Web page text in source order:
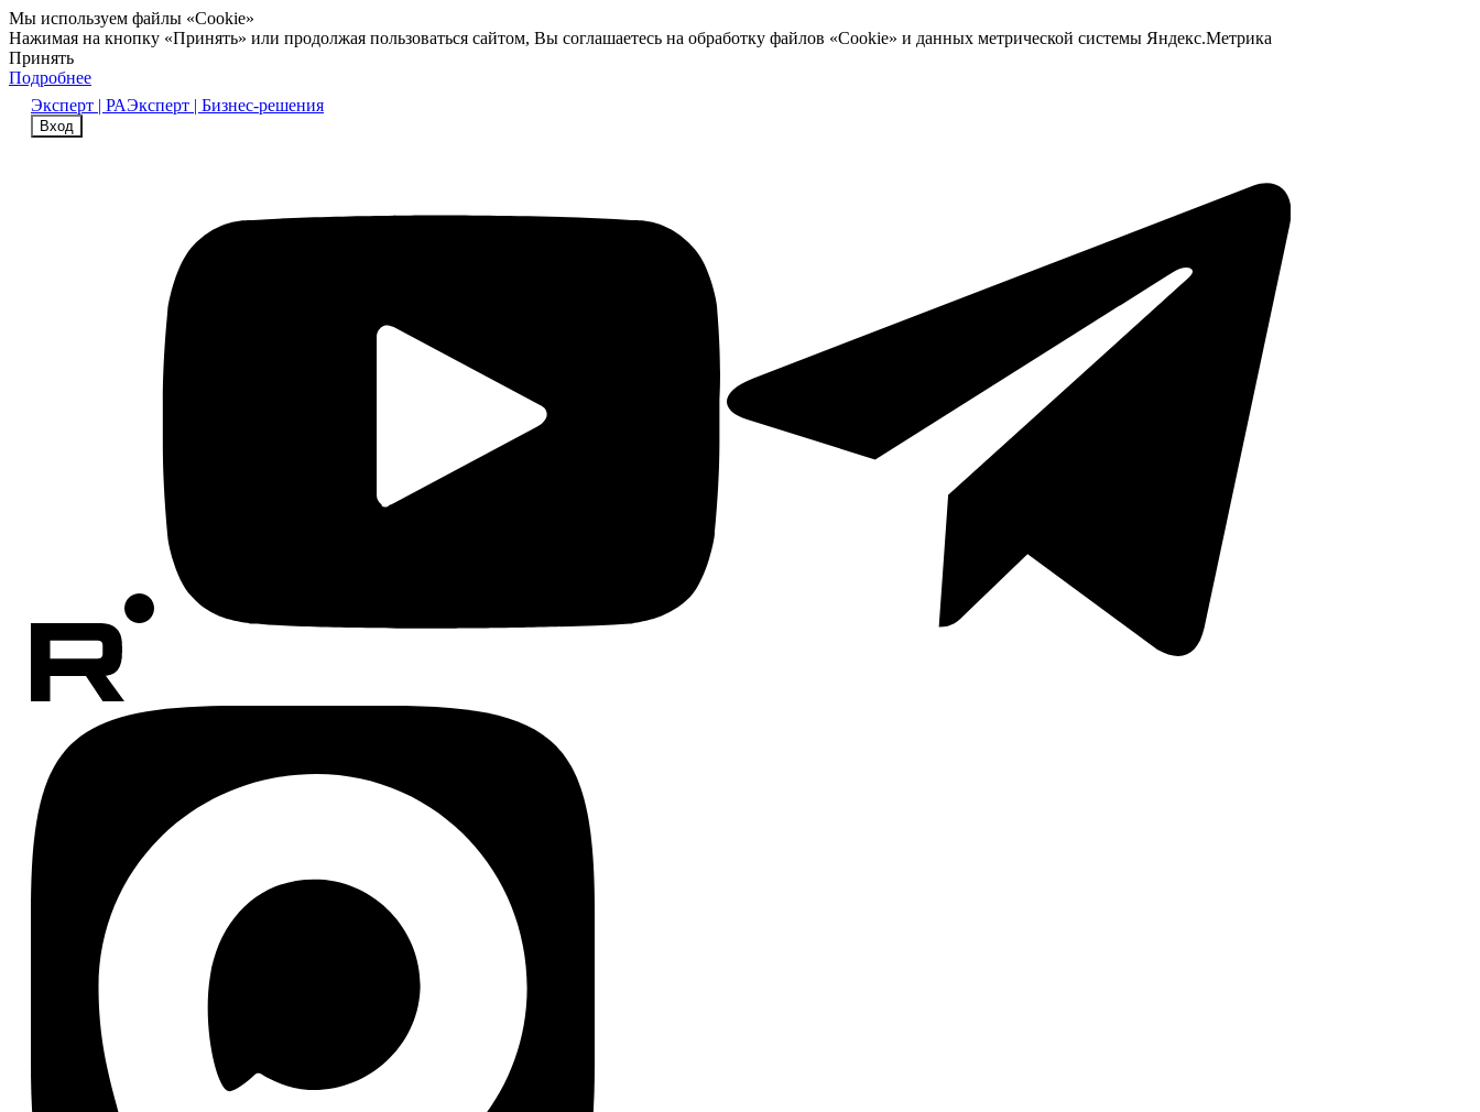
Мы используем файлы «Cookie»
Нажимая на кнопку «Принять» или продолжая пользоваться сайтом, Вы соглашаетесь на обработку файлов «Cookie» и данных метрической системы Яндекс.Метрика
Принять
Подробнее
Эксперт | РАЭксперт | Бизнес-решения
Вход